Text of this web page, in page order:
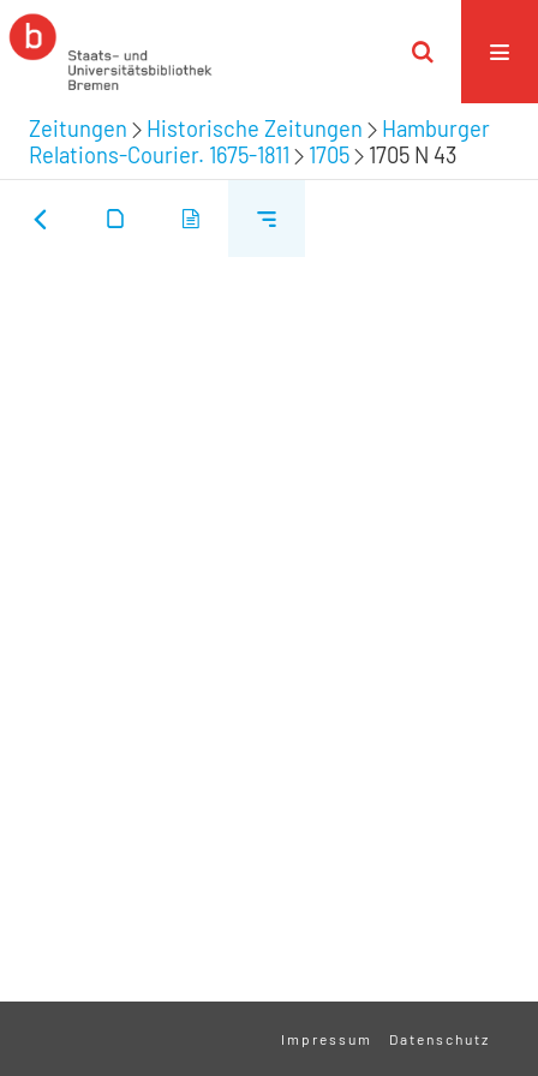
Zeitungen Historische Zeitungen
Hamburger
Relations-Courier. 1675-1811
1705 1705 N 43
Impressum Datenschutz